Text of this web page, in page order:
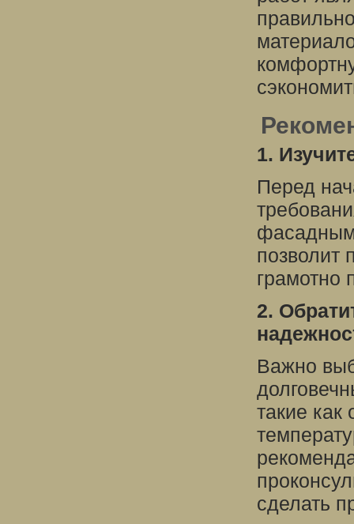
1.
Перед
фасадным
позволит
грамотно
2.
Важно
такие как
сделать